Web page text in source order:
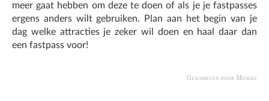
meer gaat hebben om deze te doen of als je je fastpasses
ergens anders wilt gebruiken. Plan aan het begin van je
dag welke attracties je zeker wil doen en haal daar dan
een fastpass voor!
Geschreven door Michiel